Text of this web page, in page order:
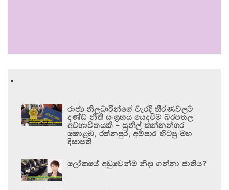
.
රාජ්‍ය නිලධාරීන්ගේ වැරදි තීරණවලට
දණ්ඩ නීති සංග්‍රහය යෙදවීම බරපතල
අවභාවිතයකි – සුනිල් කන්නන්ගර
කොළඹ, රත්නපුර, අම්පාර හිටපු මහ
දිසාපති
ලෝකයේ අඩුවෙන්ම නිදා ගන්නා ජාතිය?